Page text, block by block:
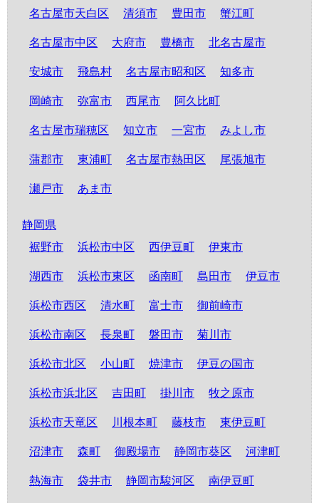
名古屋市天白区 清須市 豊田市 蟹江町
名古屋市中区 大府市 豊橋市 北名古屋市
安城市 飛島村 名古屋市昭和区 知多市
岡崎市 弥富市 西尾市 阿久比町
名古屋市瑞穂区 知立市 一宮市 みよし市
蒲郡市 東浦町 名古屋市熱田区 尾張旭市
瀬戸市 あま市
静岡県
裾野市
浜松市中区 西伊豆町 伊東市
湖西市 浜松市東区 函南町 島田市 伊豆市
浜松市西区 清水町 富士市 御前崎市
浜松市南区 長泉町 磐田市 菊川市
浜松市北区 小山町 焼津市 伊豆の国市
浜松市浜北区 吉田町 掛川市 牧之原市
浜松市天竜区 川根本町 藤枝市 東伊豆町
沼津市 森町 御殿場市 静岡市葵区 河津町
熱海市 袋井市 静岡市駿河区 南伊豆町